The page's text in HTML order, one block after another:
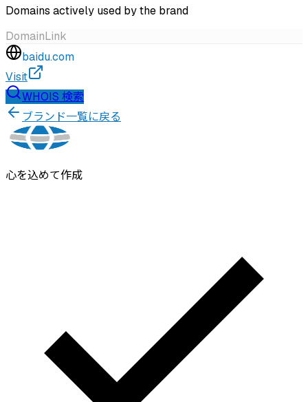
Domains actively used by the brand
DomainLink
baidu.com
Visit
WHOIS 検索
ブランド一覧に戻る
心を込めて作成